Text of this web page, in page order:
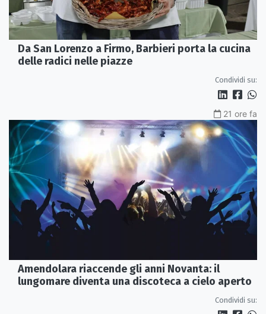
Da San Lorenzo a Firmo, Barbieri porta la cucina
delle radici nelle piazze
Condividi su:
21 ore fa
Amendolara riaccende gli anni Novanta: il
lungomare diventa una discoteca a cielo aperto
Condividi su: